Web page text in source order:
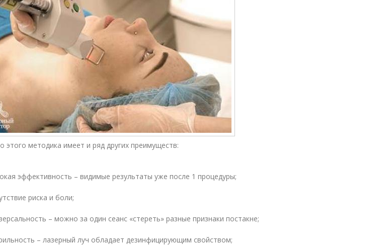
этого методика имеет и ряд других преимуществ:
эффективность – видимые результаты уже после 1 процедуры;
риска и боли;
– можно за один сеанс «стереть» разные признаки постакне;
– лазерный луч обладает дезинфицирующим свойством;